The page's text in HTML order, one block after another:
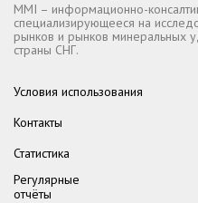
MMI – информационно-
специализирующееся на
рынков и рынков минеральных
страны СНГ.
Условия использования
Контакты
Статистика
Регулярные
отчёты